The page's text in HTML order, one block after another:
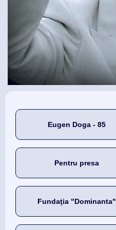
Eugen Doga - 85
Pentru presa
Fundaţia "Dominanta"